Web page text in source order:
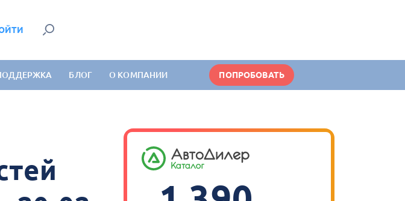
БЛОГ О КОМПАНИИ ПОПРОБОВАТЬ